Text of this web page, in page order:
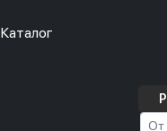
Каталог